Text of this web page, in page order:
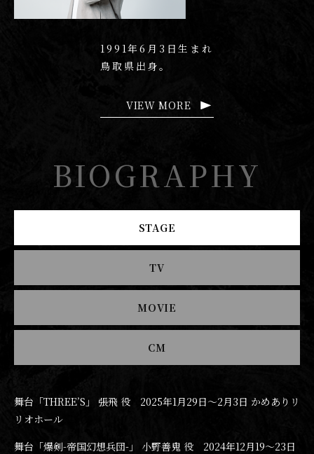
1991年6月3日生まれ
鳥取県出身。
VIEW MORE
BIOGRAPHY
STAGE
TV
MOVIE
CM
舞台「THREE’S」 張飛 役 2025年1月29日〜2月3日 かめありリ
リオホール
舞台「爆剣-帝国幻想兵団-」 小野善鬼 役 2024年12月19〜23日